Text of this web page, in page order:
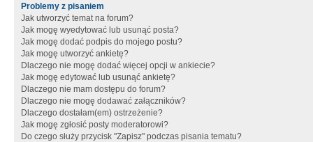
Problemy z pisaniem
Jak utworzyć temat na forum?
Jak mogę wyedytować lub usunąć posta?
Jak mogę dodać podpis do mojego postu?
Jak mogę utworzyć ankietę?
Dlaczego nie mogę dodać więcej opcji w ankiecie?
Jak mogę edytować lub usunąć ankietę?
Dlaczego nie mam dostępu do forum?
Dlaczego nie mogę dodawać załączników?
Dlaczego dostałam(em) ostrzeżenie?
Jak mogę zgłosić posty moderatorowi?
Do czego służy przycisk "Zapisz" podczas pisania tematu?